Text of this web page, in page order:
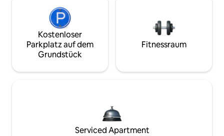
Kostenloser
Parkplatz auf dem
Grundstück
Fitnessraum
Serviced Apartment